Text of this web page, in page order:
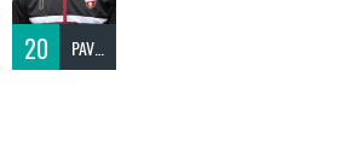
20 PAVLICA TOMÁŠ